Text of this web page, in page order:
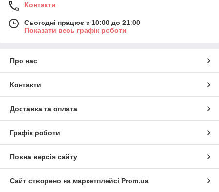
Контакти
Сьогодні працює з 10:00 до 21:00
Показати весь графік роботи
Про нас
Контакти
Доставка та оплата
Графік роботи
Повна версія сайту
Сайт створено на маркетплейсі Prom.ua